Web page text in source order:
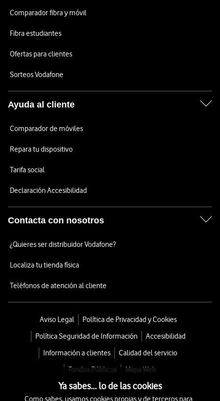
Comparador fibra y móvil
Fibra estudiantes
Ofertas para clientes
Sorteos Vodafone
Ayuda al cliente
Comparador de móviles
Repara tu dispositivo
Tarifa social
Declaración Accesibilidad
Contacta con nosotros
¿Quieres ser distribuidor Vodafone?
Localiza tu tienda física
Teléfonos de atención al cliente
Aviso Legal
Política de Privacidad y Cookies
Política Seguridad de Información
Accesibilidad
Información a clientes
Calidad del servicio
Fondos Públicos
Mapa Web
Ya sabes... lo de las cookies
Como sabes, usamos cookies propias y de terceros para